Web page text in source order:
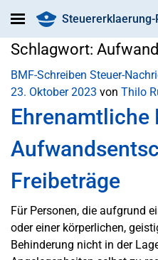
Steuererklaerung-
Schlagwort:
BMF-Schreiben Steuer-
23. Oktober 2023 von Thilo
Ehrenamtliche
Freibeträge
Für Personen, die aufgrund
oder einer körperlichen,
Behinderung nicht in der